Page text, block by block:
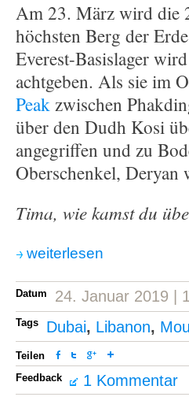
Am 23. März wird die
höchsten Berg der
Everest-Basislager
achtgeben. Als sie im
Peakzwischen
über den Dudh Kosi
angegriffen und zu
Oberschenkel, Deryan
Tima, wie kamst du
weiterlesen
Datum 24. Januar 2019 |
Tags Dubai, Libanon,
Teilen
Feedback
1 Kommentar